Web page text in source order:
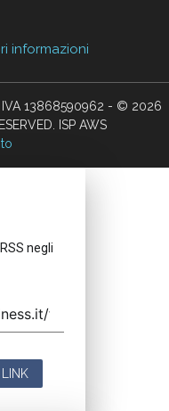
informazioni
13868590962 - © 2026
ISP AWS
negli